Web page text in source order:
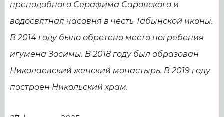
преподобного Серафима Саровского и
водосвятная часовня в честь Табынской иконы.
В 2014 году было обретено место погребения
игумена Зосимы. В 2018 году был образован
Николаевский женский монастырь. В 2019 году
построен Никольский храм.